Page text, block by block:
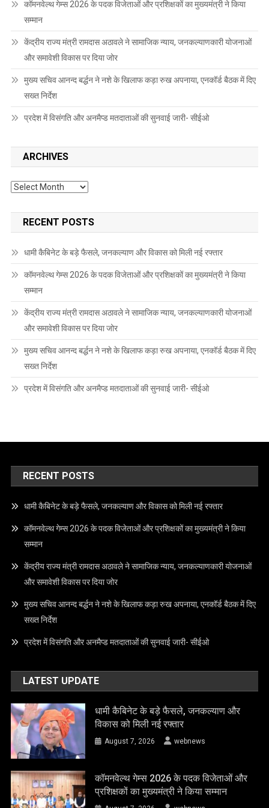
कॉमनवेल्थ गेम्स 2026 के पदक विजेताओं और प्रशिक्षकों का मुख्यमंत्री ने किया
सम्मान
केंद्रीय राज्य मंत्री रामदास अठावले ने सामाजिक न्याय, जनकल्याणकारी योजनाओं
और समावेशी विकास पर दिया जोर
मुख्य सचिव आनन्द बर्द्धन ने नशे के खिलाफ कड़ा रुख अपनाया, एनकॉर्ड बैठक में दिए
सख्त निर्देश
प्रदेश में विसंगति और अनमैप्ड मतदाताओं की सुनवाई जारी- सीईओ
ARCHIVES
Archives
RECENT POSTS
धामी कैबिनेट के बड़े फैसले, जनकल्याण और विकास को मिली नई रफ्तार
कॉमनवेल्थ गेम्स 2026 के पदक विजेताओं और प्रशिक्षकों का मुख्यमंत्री ने किया
सम्मान
केंद्रीय राज्य मंत्री रामदास अठावले ने सामाजिक न्याय, जनकल्याणकारी योजनाओं
और समावेशी विकास पर दिया जोर
मुख्य सचिव आनन्द बर्द्धन ने नशे के खिलाफ कड़ा रुख अपनाया, एनकॉर्ड बैठक में दिए
सख्त निर्देश
प्रदेश में विसंगति और अनमैप्ड मतदाताओं की सुनवाई जारी- सीईओ
RECENT POSTS
धामी कैबिनेट के बड़े फैसले, जनकल्याण और विकास को मिली नई रफ्तार
कॉमनवेल्थ गेम्स 2026 के पदक विजेताओं और प्रशिक्षकों का मुख्यमंत्री ने किया
सम्मान
केंद्रीय राज्य मंत्री रामदास अठावले ने सामाजिक न्याय, जनकल्याणकारी योजनाओं
और समावेशी विकास पर दिया जोर
मुख्य सचिव आनन्द बर्द्धन ने नशे के खिलाफ कड़ा रुख अपनाया, एनकॉर्ड बैठक में दिए
सख्त निर्देश
प्रदेश में विसंगति और अनमैप्ड मतदाताओं की सुनवाई जारी- सीईओ
LATEST UPDATE
धामी कैबिनेट के बड़े फैसले, जनकल्याण और
विकास को मिली नई रफ्तार
August 7, 2026 webnews
कॉमनवेल्थ गेम्स 2026 के पदक विजेताओं और
प्रशिक्षकों का मुख्यमंत्री ने किया सम्मान